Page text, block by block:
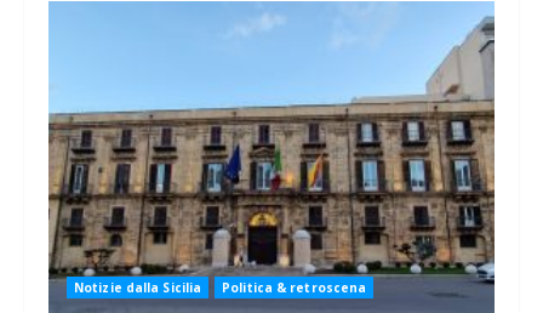
Notizie dalla Sicilia Politica & retroscena